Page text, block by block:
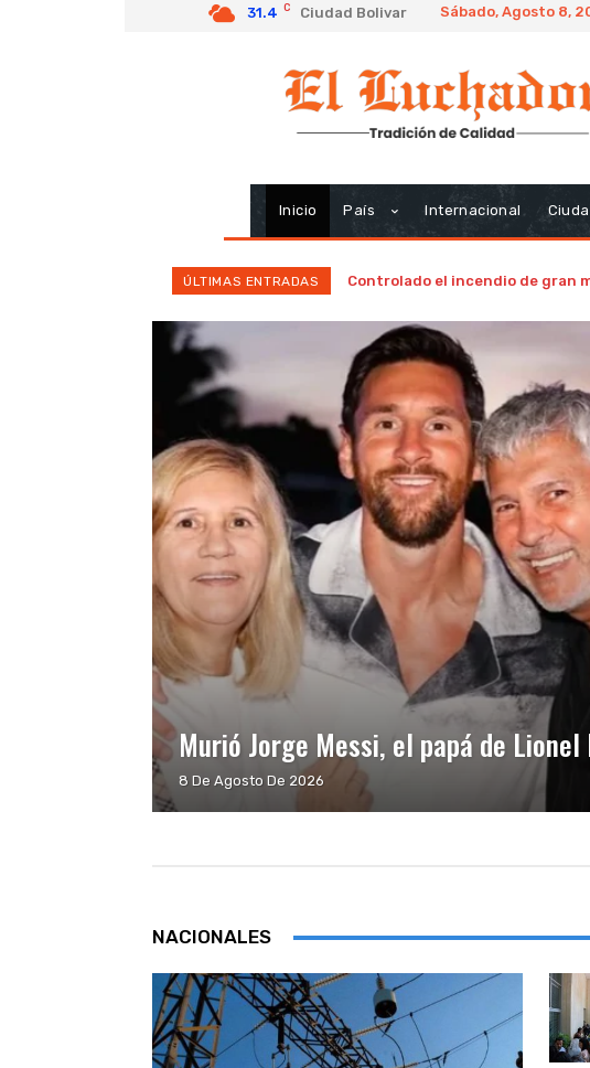
31.4 C Ciudad Bolivar Sábado, Agosto 8,
Inicio País Internacional
ÚLTIMAS ENTRADAS Controlado el incendio de gran
Murió Jorge Messi, el papá de Lionel
8 De Agosto De 2026
NACIONALES